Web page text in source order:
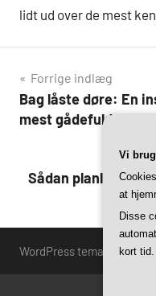
lidt ud over de mest
Forrige indlæg
Bag låste døre: En
mest gådefulde
Sådan planlægger
WordPress tema: Harrison
Vi
at
Disse
kort tid.